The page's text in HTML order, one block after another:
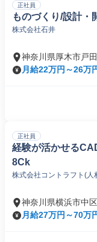
正社員
ものづくり/設計・
株式会社石井
神奈川県厚木市戸田
月給22万円～26万
正社員
経験が活かせる
8Ck
株式会社コントラフト(人
神奈川県横浜市中区
月給27万円～70万